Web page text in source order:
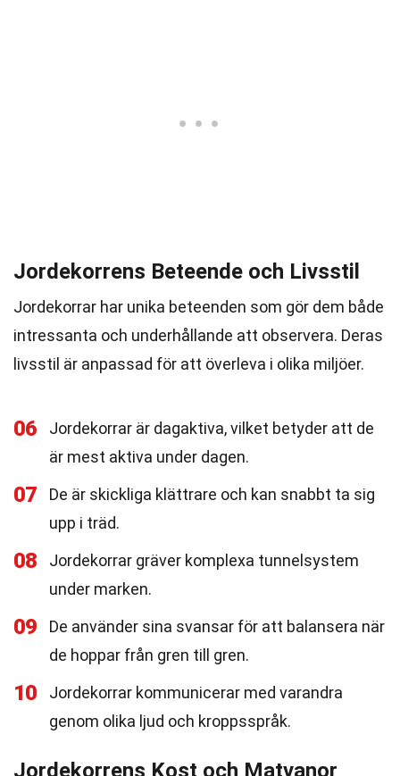
Jordekorrens Beteende och Livsstil
Jordekorrar har unika beteenden som gör dem både
intressanta och underhållande att observera. Deras
livsstil är anpassad för att överleva i olika miljöer.
06
Jordekorrar är dagaktiva, vilket betyder att de
är mest aktiva under dagen.
07
De är skickliga klättrare och kan snabbt ta sig
upp i träd.
08
Jordekorrar gräver komplexa tunnelsystem
under marken.
09
De använder sina svansar för att balansera när
de hoppar från gren till gren.
10
Jordekorrar kommunicerar med varandra
genom olika ljud och kroppsspråk.
Jordekorrens Kost och Matvanor